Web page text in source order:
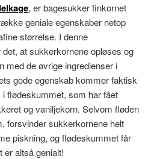
, er bagesukker finkornet
geniale egenskaber netop
størrelse. I denne
at sukkerkornene opløses og
med de øvrige ingredienser i
gode egenskab kommer faktisk
flødeskummet, som har fået
og vaniljekorn. Selvom fløden
forsvinder sukkerkornene helt
piskning, og flødeskummet får
er altså genialt!